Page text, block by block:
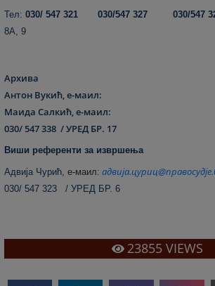
Тел:030/ 547 321 030/547 327 030/547
8А, 9
Архива
Антон Вукић, е-маил:
Маида Салкић, е-маил:
030/ 547 338 / УРЕД БР. 17
Виши референти за извршења
Адвија Чурић,е-маил:
030/ 547 323 / УРЕД БР. 6
23855 VIEWS